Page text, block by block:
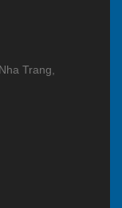
Trang,